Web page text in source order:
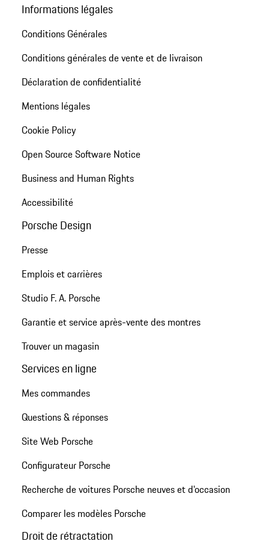
Informations légales
Conditions Générales
Conditions générales de vente et de livraison
Déclaration de confidentialité
Mentions légales
Cookie Policy
Open Source Software Notice
Business and Human Rights
Accessibilité
Porsche Design
Presse
Emplois et carrières
Studio F. A. Porsche
Garantie et service après-vente des montres
Trouver un magasin
Services en ligne
Mes commandes
Questions & réponses
Site Web Porsche
Configurateur Porsche
Recherche de voitures Porsche neuves et d'occasion
Comparer les modèles Porsche
Droit de rétractation